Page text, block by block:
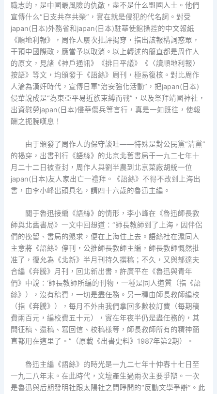
職志的，是中國最風險的仇敵，盡不是什么盟國人士。他們
宣傳什么“日支共存共榮”，實在就是侵犯的代名詞。對受
japan(日本)外務省和japan(日本)駐華使館操控的中文報紙
《順地利報》，周作人屢次批評揭穿，指出該報構詞惑眾，
干預中國際政，應當予以取消。以上轉述的簡直都是周作人
的原文，見諸《神戶通訊》《排日平議》《〈讀順地利報〉
按語》等文，均頒發于《語絲》周刊，極易復核。對比周作
人淪為漢奸時代，宣傳日軍“治安強化活動”，把japan(日本)
侵華說成是“為東亞平易近族束縛而戰”，以及祭拜靖國神社，
出資慰勞japan(日本)侵華傷兵等言行，真是一如既往，使報
酬之扼腕嘆息！
由于頒發了周作人的保守談吐——特殊是對公民黨“清黨”
的揭穿，出書刊行《語絲》的北京北舊書局于一九二七年十
月二十二日被查封，周作人與劉半農到北京菜廠胡統一位
japan(日本)友人家出亡一禮拜。《語絲》不得不改到上海出
書，由李小峰出頭具名，請四十六歲的魯迅主編。
關于魯迅接編《語絲》的情形，李小峰在《魯迅師長教
師與北舊書局》一文中回想道：“師長教師到了上海，因伴侶
們的挽留、書局的懇求，便在上海住上去。語絲社在滬同人
主意將《語絲》停刊，公推師長教師主編，師長教師慨然批
准了，復允為《北新》半月刊持久撰稿；不久，又與郁達夫
合編《奔騰》月刊，回北新出書。許廣平在《魯迅與青年
們》中說：‘師長教師所編的刊物，一種是同人道質（指《語
絲》），沒有稿費，一切是盡任務。另一種由師長教師編校
（指《奔騰》），每月不外由我們拿回多數校訂費（每期稿
費兩百元，編校費五十元），實在年夜半仍是盡任務的，其
間征稿、還稿、寫回信、校稿樣等，師長教師所有的精神簡
直都用在這里了。”（原載《出書史料》1987年第2期）。
魯迅主編《語絲》的時光是一九二七年十仲春十七日至
一九二八年末。在此時代，文壇產生過兩次主要爭辯。一次
是魯迅與后期發明社跟太陽社之間睜開的“反動文學爭辯”。此